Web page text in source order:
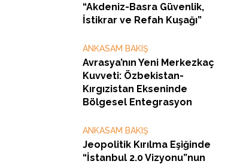
“Akdeniz-Basra Güvenlik,
İstikrar ve Refah Kuşağı”
ANKASAM BAKIŞ
Avrasya’nın Yeni Merkezkaç
Kuvveti: Özbekistan-
Kırgızistan Ekseninde
Bölgesel Entegrasyon
ANKASAM BAKIŞ
Jeopolitik Kırılma Eşiğinde
“İstanbul 2.0 Vizyonu”nun